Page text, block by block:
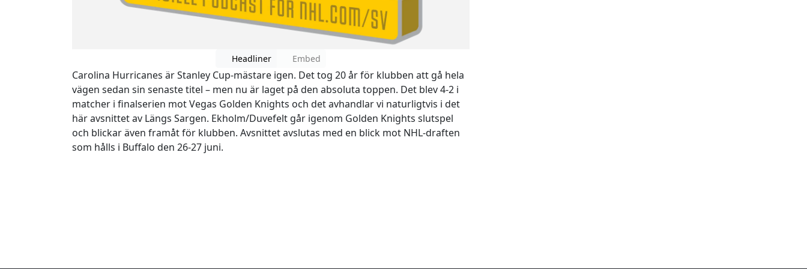
Headliner Embed
Carolina Hurricanes är Stanley Cup-mästare igen. Det tog 20 år för klubben att gå hela
vägen sedan sin senaste titel – men nu är laget på den absoluta toppen. Det blev 4-2 i
matcher i finalserien mot Vegas Golden Knights och det avhandlar vi naturligtvis i det
här avsnittet av Längs Sargen. Ekholm/Duvefelt går igenom Golden Knights slutspel
och blickar även framåt för klubben. Avsnittet avslutas med en blick mot NHL-draften
som hålls i Buffalo den 26-27 juni.